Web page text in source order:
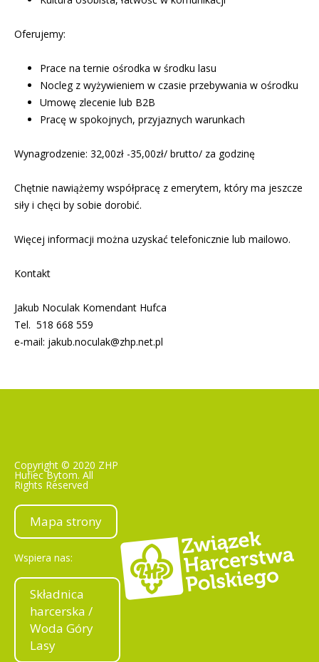
Oferujemy:
Prace na ternie ośrodka w środku lasu
Nocleg z wyżywieniem w czasie przebywania w ośrodku
Umowę zlecenie lub B2B
Pracę w spokojnych, przyjaznych warunkach
Wynagrodzenie: 32,00zł -35,00zł/ brutto/ za godzinę
Chętnie nawiążemy współpracę z emerytem, który ma jeszcze
siły i chęci by sobie dorobić.
Więcej informacji można uzyskać telefonicznie lub mailowo.
Kontakt
Jakub Noculak Komendant Hufca
Tel. 518 668 559
e-mail: jakub.noculak@zhp.net.pl
Copyright © 2020 ZHP
Hufiec Bytom. All
Rights Reserved
Mapa strony
Wspiera nas:
Składnica
harcerska /
Woda Góry
Lasy